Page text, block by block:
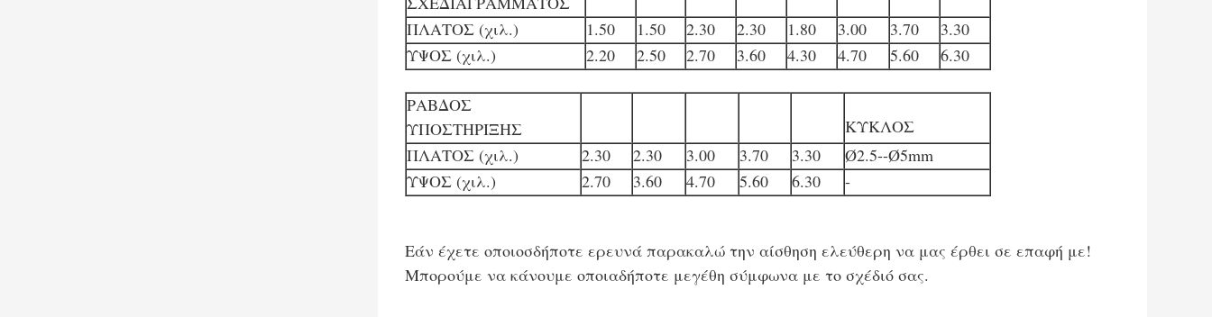
ΠΛΑΤΟΣ (χιλ.)
1.50 1.50 2.30 2.30 1.80 3.00 3.70
3.30
ΥΨΟΣ (χιλ.)
2.20 2.50 2.70 3.60 4.30 4.70 5.60 6.30
ΡΑΒΔΟΣ
ΥΠΟΣΤΗΡΙΞΗΣ
ΚΥΚΛΟΣ
ΠΛΑΤΟΣ (χιλ.)
2.30 2.30 3.00 3.70 3.30
Ø2.5--Ø5mm
ΥΨΟΣ (χιλ.)
2.70 3.60 4.70 5.60 6.30 -
Εάν έχετε οποιοσδήποτε ερευνά παρακαλώ την αίσθηση ελεύθερη να μας έρθει σε επαφή με!
Μπορούμε να κάνουμε οποιαδήποτε μεγέθη σύμφωνα με το σχέδιό σας.